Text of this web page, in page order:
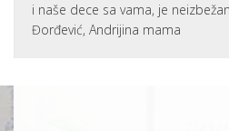
i naše dece sa vama, je
Đorđević, Andrijina mama